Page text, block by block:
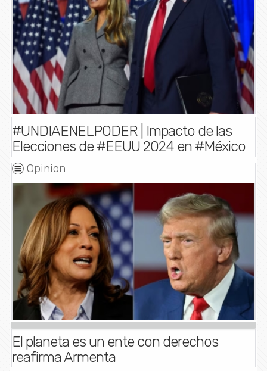
#UNDIAENELPODER | Impacto de las
Elecciones de #EEUU 2024 en #México
Opinion
El planeta es un ente con derechos
reafirma Armenta